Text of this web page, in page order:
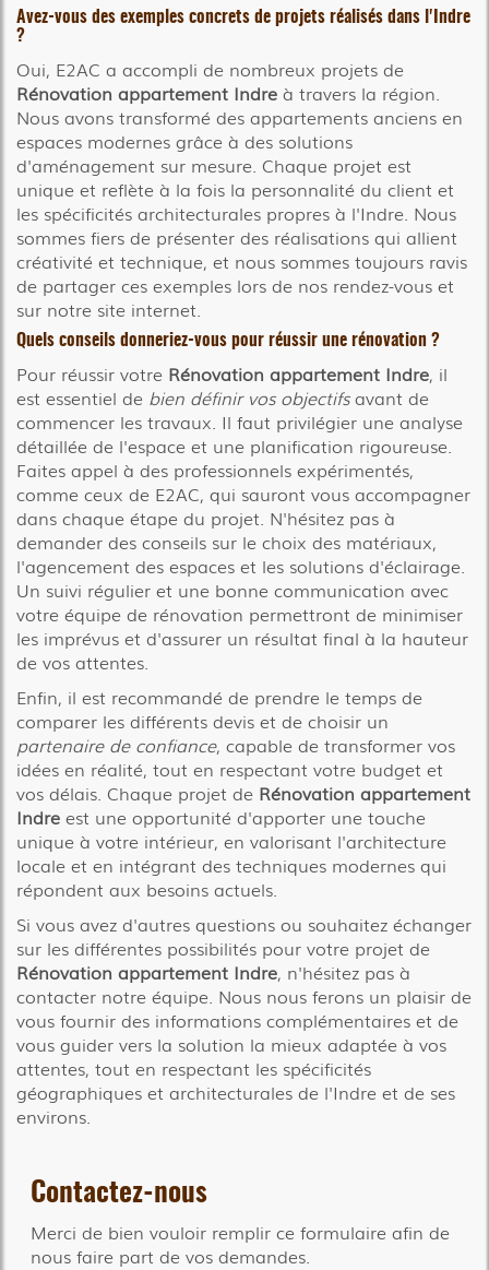
Avez-vous des exemples concrets de projets réalisés dans l'Indre
?
Oui, E2AC a accompli de nombreux projets de
Rénovation appartement Indre à travers la région.
Nous avons transformé des appartements anciens en
espaces modernes grâce à des solutions
d'aménagement sur mesure. Chaque projet est
unique et reflète à la fois la personnalité du client et
les spécificités architecturales propres à l'Indre. Nous
sommes fiers de présenter des réalisations qui allient
créativité et technique, et nous sommes toujours ravis
de partager ces exemples lors de nos rendez-vous et
sur notre site internet.
Quels conseils donneriez-vous pour réussir une rénovation ?
Pour réussir votre Rénovation appartement Indre, il
est essentiel de bien définir vos objectifsavant de
commencer les travaux. Il faut privilégier une analyse
détaillée de l'espace et une planification rigoureuse.
Faites appel à des professionnels expérimentés,
comme ceux de E2AC, qui sauront vous accompagner
dans chaque étape du projet. N'hésitez pas à
demander des conseils sur le choix des matériaux,
l'agencement des espaces et les solutions d'éclairage.
Un suivi régulier et une bonne communication avec
votre équipe de rénovation permettront de minimiser
les imprévus et d'assurer un résultat final à la hauteur
de vos attentes.
Enfin, il est recommandé de prendre le temps de
comparer les différents devis et de choisir un
partenaire de confiance, capable de transformer vos
idées en réalité, tout en respectant votre budget et
vos délais. Chaque projet de Rénovation appartement
Indre est une opportunité d'apporter une touche
unique à votre intérieur, en valorisant l'architecture
locale et en intégrant des techniques modernes qui
répondent aux besoins actuels.
Si vous avez d'autres questions ou souhaitez échanger
sur les différentes possibilités pour votre projet de
Rénovation appartement Indre, n'hésitez pas à
contacter notre équipe. Nous nous ferons un plaisir de
vous fournir des informations complémentaires et de
vous guider vers la solution la mieux adaptée à vos
attentes, tout en respectant les spécificités
géographiques et architecturales de l'Indre et de ses
environs.
Contactez-nous
Merci de bien vouloir remplir ce formulaire afin de
nous faire part de vos demandes.